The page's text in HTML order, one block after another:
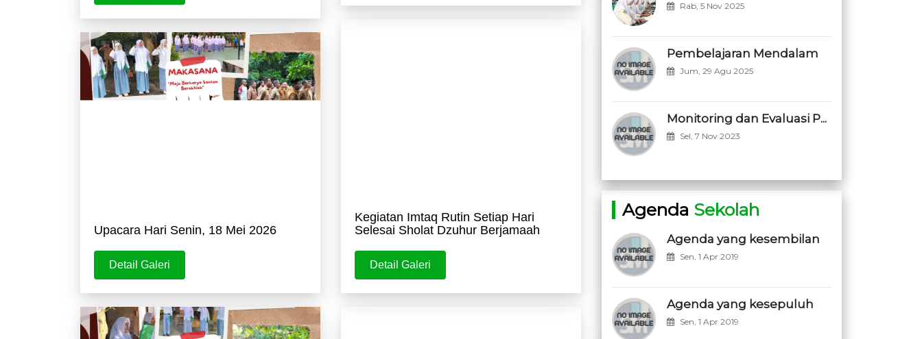
Kegiatan Imtaq Rutin Setiap Hari
Selesai Sholat Dzuhur Berjamaah
Detail Galeri
Upacara Hari Senin, 18 Mei 2026
Detail Galeri
Rab, 5 Nov 2025
Pembelajaran Mendalam
Jum, 29 Agu 2025
Monitoring dan Evaluasi P...
Sel, 7 Nov 2023
Agenda Sekolah
Agenda yang kesembilan
Sen, 1 Apr 2019
Agenda yang kesepuluh
Sen, 1 Apr 2019